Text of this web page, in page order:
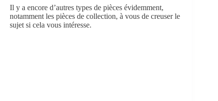
Il y a encore d’autres types de pièces évidemment,
notamment les pièces de collection, à vous de creuser le
sujet si cela vous intéresse.